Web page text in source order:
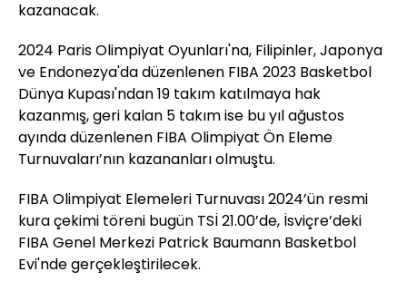
kazanacak.
2024 Paris Olimpiyat Oyunları'na, Filipinler, Japonya
ve Endonezya'da düzenlenen FIBA 2023 Basketbol
Dünya Kupası'ndan 19 takım katılmaya hak
kazanmış, geri kalan 5 takım ise bu yıl ağustos
ayında düzenlenen FIBA Olimpiyat Ön Eleme
Turnuvaları’nın kazananları olmuştu.
FIBA Olimpiyat Elemeleri Turnuvası 2024’ün resmi
kura çekimi töreni bugün TSİ 21.00’de, İsviçre’deki
FIBA Genel Merkezi Patrick Baumann Basketbol
Evi'nde gerçekleştirilecek.